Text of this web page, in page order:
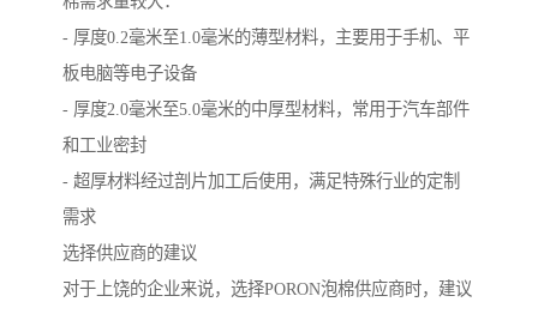
- 厚度0.2毫米至1.0毫米的薄型材料，主要用于手机、平
板电脑等电子设备
- 厚度2.0毫米至5.0毫米的中厚型材料，常用于汽车部件
和工业密封
- 超厚材料经过剖片加工后使用，满足特殊行业的定制
需求
选择供应商的建议
对于上饶的企业来说，选择PORON泡棉供应商时，建议